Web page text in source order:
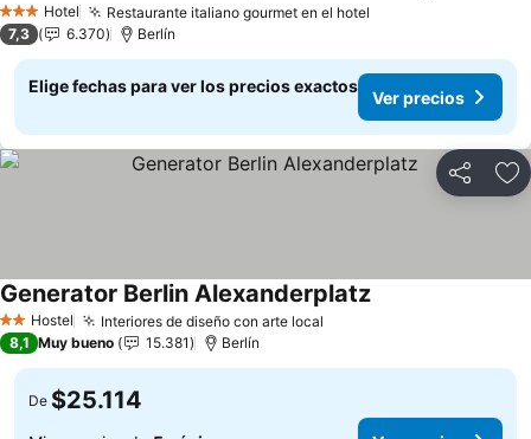
3 Estrellas
Hotel Restaurante italiano gourmet en el hotel
Ver precios
7,3 6.370 Berlín
Elige fechas para ver los precios exactos
Ver precios
Compartir
2 Estrellas
Hostel Interiores de diseño con arte local
Generator Berlin AlexanderplatzVer precios
8,1 Muy bueno 15.381 Berlín
De $25.114